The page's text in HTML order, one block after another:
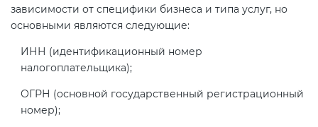
зависимости от специфики бизнеса и типа услуг, но
основными являются следующие:
ИНН (идентификационный номер
налогоплательщика);
ОГРН (основной государственный регистрационный
номер);